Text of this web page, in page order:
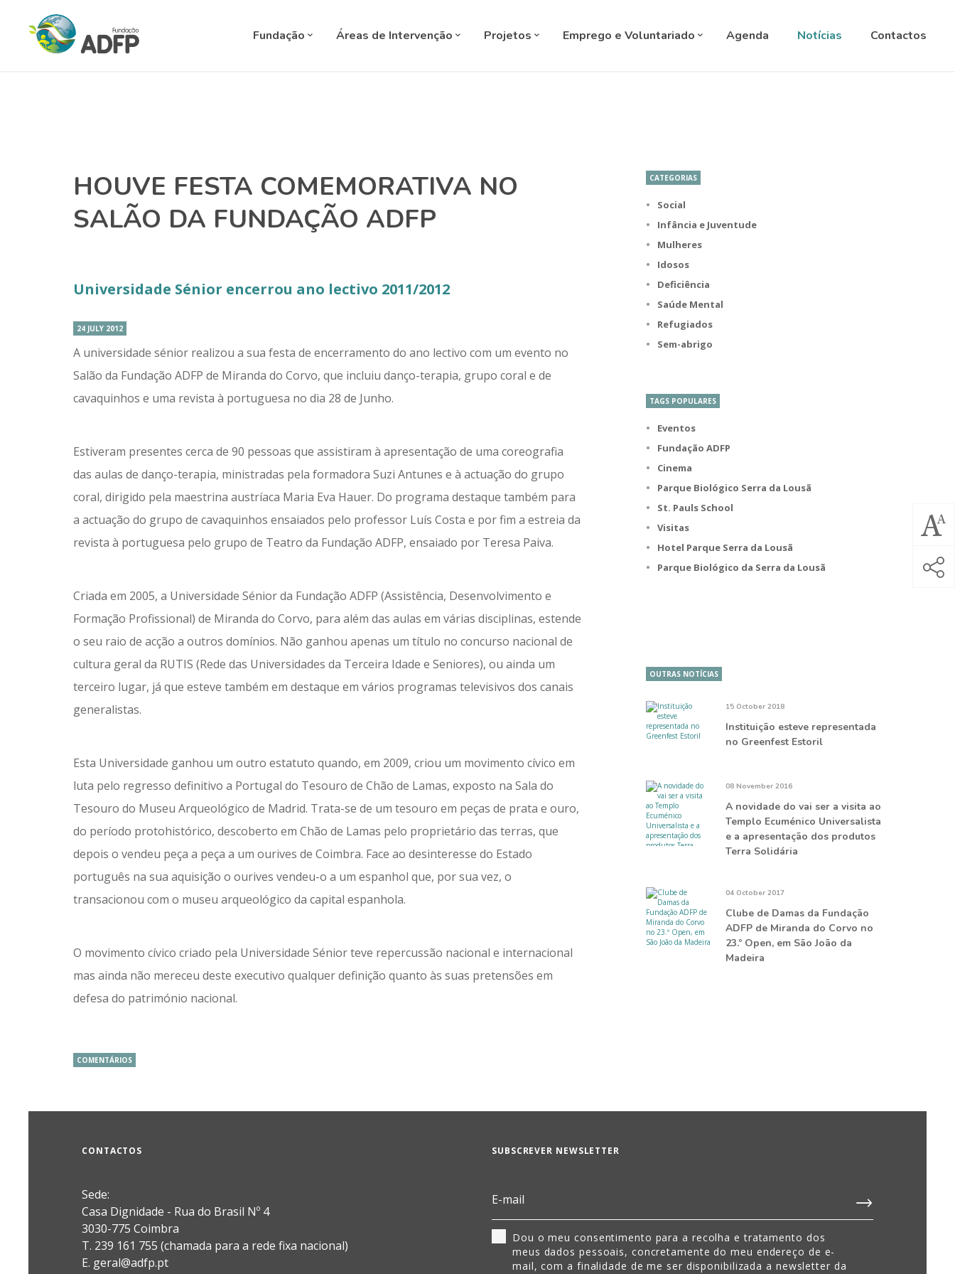
Fundação Áreas de Intervenção Projetos Emprego e Voluntariado Agenda Notícias Contactos
HOUVE FESTA COMEMORATIVA NO
SALÃO DA FUNDAÇÃO ADFP
Universidade Sénior encerrou ano lectivo 2011/2012
24 JULY 2012
A universidade sénior realizou a sua festa de encerramento do ano lectivo com um evento no
Salão da Fundação ADFP de Miranda do Corvo, que incluiu danço-terapia, grupo coral e de
cavaquinhos e uma revista à portuguesa no dia 28 de Junho.
Estiveram presentes cerca de 90 pessoas que assistiram à apresentação de uma coreografia
das aulas de danço-terapia, ministradas pela formadora Suzi Antunes e à actuação do grupo
coral, dirigido pela maestrina austríaca Maria Eva Hauer. Do programa destaque também para
a actuação do grupo de cavaquinhos ensaiados pelo professor Luís Costa e por fim a estreia da
revista à portuguesa pelo grupo de Teatro da Fundação ADFP, ensaiado por Teresa Paiva.
Criada em 2005, a Universidade Sénior da Fundação ADFP (Assistência, Desenvolvimento e
Formação Profissional) de Miranda do Corvo, para além das aulas em várias disciplinas, estende
o seu raio de acção a outros domínios. Não ganhou apenas um título no concurso nacional de
cultura geral da RUTIS (Rede das Universidades da Terceira Idade e Seniores), ou ainda um
terceiro lugar, já que esteve também em destaque em vários programas televisivos dos canais
generalistas.
Esta Universidade ganhou um outro estatuto quando, em 2009, criou um movimento cívico em
luta pelo regresso definitivo a Portugal do Tesouro de Chão de Lamas, exposto na Sala do
Tesouro do Museu Arqueológico de Madrid. Trata-se de um tesouro em peças de prata e ouro,
do período protohistórico, descoberto em Chão de Lamas pelo proprietário das terras, que
depois o vendeu peça a peça a um ourives de Coimbra. Face ao desinteresse do Estado
português na sua aquisição o ourives vendeu-o a um espanhol que, por sua vez, o
transacionou com o museu arqueológico da capital espanhola.
O movimento cívico criado pela Universidade Sénior teve repercussão nacional e internacional
mas ainda não mereceu deste executivo qualquer definição quanto às suas pretensões em
defesa do património nacional.
COMENTÁRIOS
CATEGORIAS
Social
Infância e Juventude
Mulheres
Idosos
Deficiência
Saúde Mental
Refugiados
Sem-abrigo
TAGS POPULARES
Eventos
Fundação ADFP
Cinema
Parque Biológico Serra da Lousã
St. Pauls School
Visitas
Hotel Parque Serra da Lousã
Parque Biológico da Serra da Lousã
OUTRAS NOTÍCIAS
15 October 2018
Instituição esteve representada
no Greenfest Estoril
08 November 2016
A novidade do vai ser a visita ao
Templo Ecuménico Universalista
e a apresentação dos produtos
Terra Solidária
04 October 2017
Clube de Damas da Fundação
ADFP de Miranda do Corvo no
23.º Open, em São João da
Madeira
CONTACTOS
Sede:
Casa Dignidade - Rua do Brasil Nº 4
3030-775 Coimbra
T. 239 161 755 (chamada para a rede fixa nacional)
E. geral@adfp.pt
SUBSCREVER NEWSLETTER
Dou o meu consentimento para a recolha e tratamento dos
meus dados pessoais, concretamente do meu endereço de e-
mail, com a finalidade de me ser disponibilizada a newsletter da